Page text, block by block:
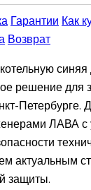
ГарантииКак
Возврат
решение для
Петербурге.
ЛАВА
актуальным
защиты.